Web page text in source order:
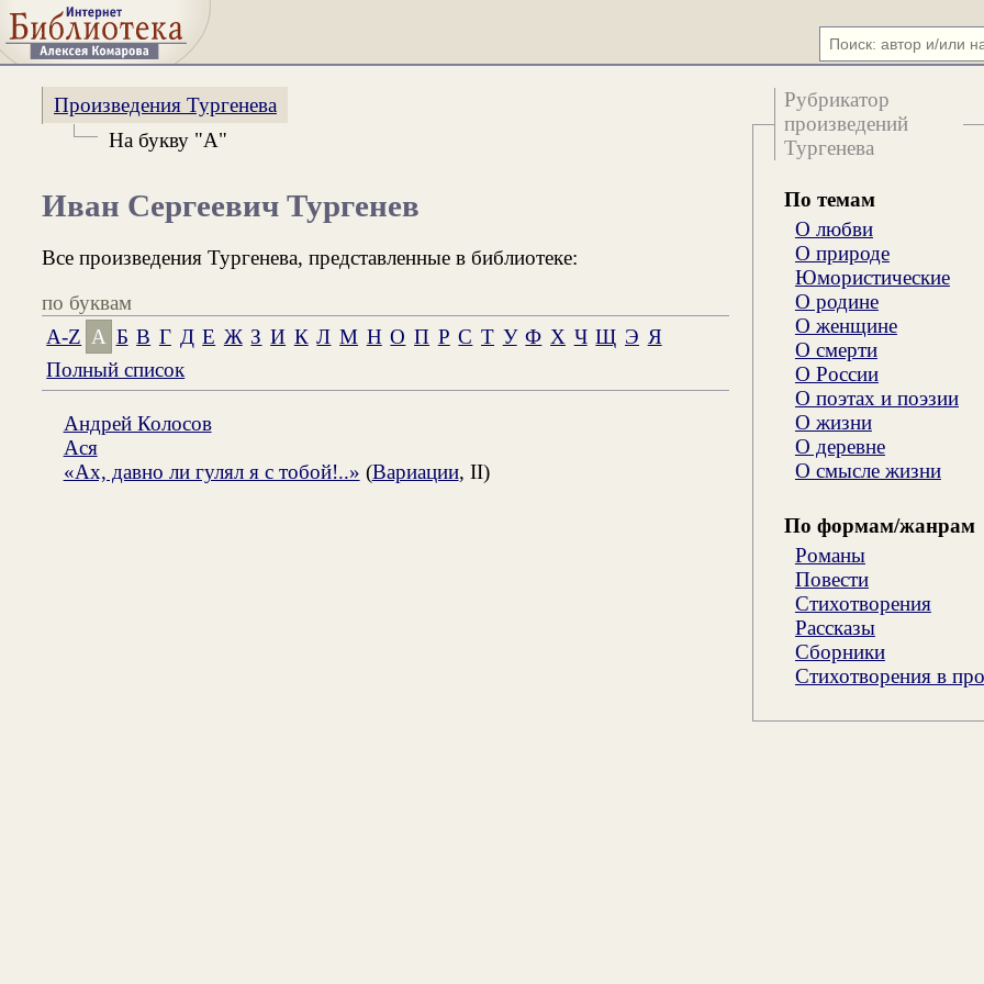
Рубрикатор
произведений
Тургенева
По темам
О любви
О природе
Юмористические
О родине
О женщине
О смерти
О России
О поэтах и поэзии
О жизни
О деревне
О смысле жизни
По формам/жанрам
Романы
Повести
Стихотворения
Рассказы
Сборники
Стихотворения в
Произведения Тургенева
На букву "А"
Иван Сергеевич Тургенев
Все произведения Тургенева, представленные в библиотеке:
по буквам
A-Z А Б В Г Д Е Ж З И К Л М Н О П Р С Т У Ф Х Ч Щ Э Я
Полный список
Андрей Колосов
Ася
«Ах, давно ли гулял я с тобой!..» (Вариации, II)